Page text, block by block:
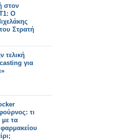
στον
Ο
Στρατή
τελική
για
τι
με τα